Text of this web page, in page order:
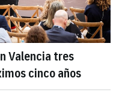
Valencia tres
cinco años